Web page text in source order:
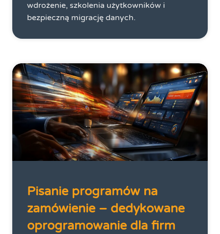
wdrożenie, szkolenia użytkowników i
bezpieczną migrację danych.
Pisanie programów na
zamówienie – dedykowane
oprogramowanie dla firm